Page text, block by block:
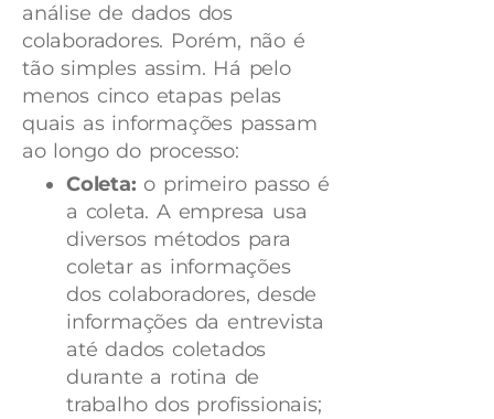
análise de dados dos
colaboradores. Porém, não é
tão simples assim. Há pelo
menos cinco etapas pelas
quais as informações passam
ao longo do processo:
Coleta: o primeiro passo é
a coleta. A empresa usa
diversos métodos para
coletar as informações
dos colaboradores, desde
informações da entrevista
até dados coletados
durante a rotina de
trabalho dos profissionais;